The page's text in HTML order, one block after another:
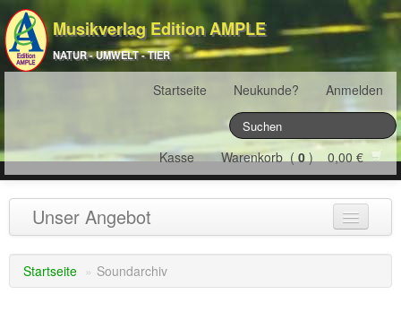
Musikverlag Edition AMPLE
NATUR - UMWELT - TIER
Startseite Neukunde? Anmelden
Kasse Warenkorb (0) 0,00 €
Unser Angebot
NATURJAHR(12)
ÖSTERREICH(22)
Startseite » Soundarchiv